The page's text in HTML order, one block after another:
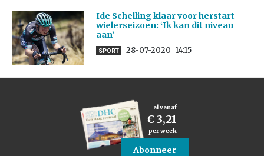
Ide Schelling klaar voor herstart
wielerseizoen: ‘Ik kan dit niveau
aan’
SPORT 28-07-2020 14:15
al vanaf
€ 3,21
per week
Abonneer